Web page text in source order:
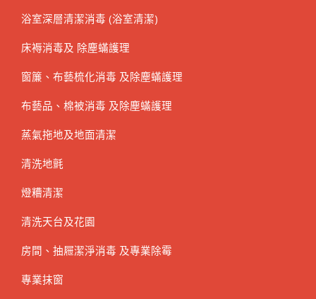
浴室深層清潔消毒 (浴室清潔)
床褥消毒及 除塵蟎護理
窗簾、布藝梳化消毒 及除塵蟎護理
布藝品、棉被消毒 及除塵蟎護理
蒸氣拖地及地面清潔
清洗地氈
燈糟清潔
清洗天台及花園
房間、抽屜潔淨消毒 及專業除霉
專業抹窗